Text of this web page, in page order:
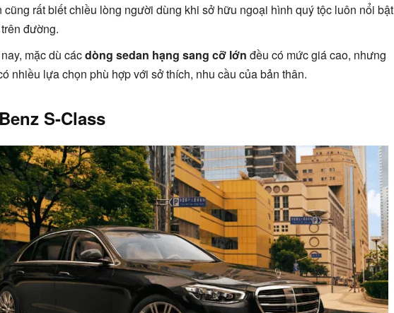
cũng rất biết chiều lòng người dùng khi sở hữu ngoại hình quý tộc luôn nổi bật
đường.
mặc dù cácdòng sedan hạng sang cỡ lớn đều có mức giá cao, nhưng
nhiều lựa chọn phù hợp với sở thích, nhu cầu của bản thân.
S-Class